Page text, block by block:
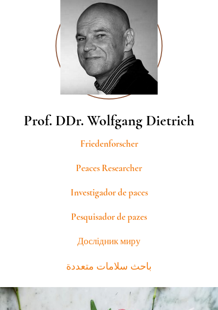
Prof. DDr. Wolfgang Dietrich
Friedenforscher
Peaces Researcher
Investigador de paces
Pesquisador de pazes
Дослідник миру
باحث سلامات متعددة